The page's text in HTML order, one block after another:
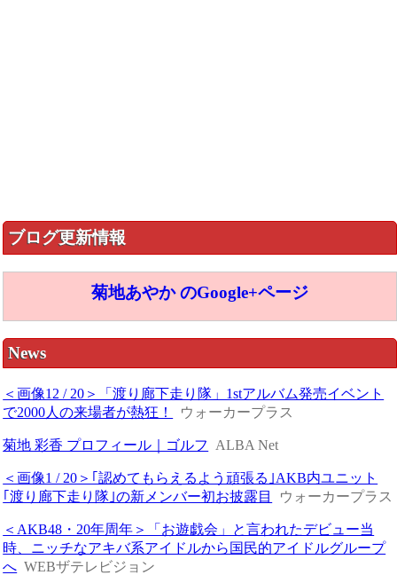
ブログ更新情報
菊地あやか のGoogle+ページ
News
＜画像12 / 20＞「渡り廊下走り隊」1stアルバム発売イベント
で2000人の来場者が熱狂！
ウォーカープラス
菊地 彩香 プロフィール｜ゴルフ ALBA Net
＜画像1 / 20＞｢認めてもらえるよう頑張る｣AKB内ユニット
｢渡り廊下走り隊｣の新メンバー初お披露目
ウォーカープラス
＜AKB48・20年周年＞「お遊戯会」と言われたデビュー当
時、ニッチなアキバ系アイドルから国民的アイドルグループ
へ WEBザテレビジョン